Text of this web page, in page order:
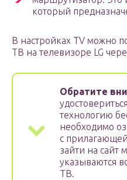
который
В настройках TV можно
ТВ на телевизоре LG
Обратите
технологию
необходимо
с
зайти на сайт
указываются
ТВ.